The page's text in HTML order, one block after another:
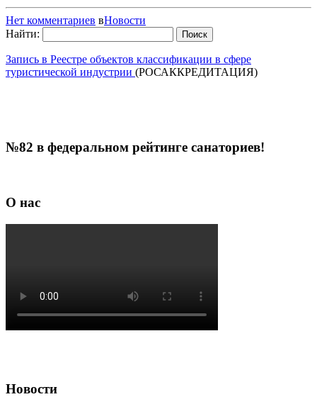
Нет комментариев вНовости
Найти:
Запись в Реестре объектов классификации в сфере
туристической индустрии (РОСАККРЕДИТАЦИЯ)
№82 в федеральном рейтинге санаториев!
О нас
Новости